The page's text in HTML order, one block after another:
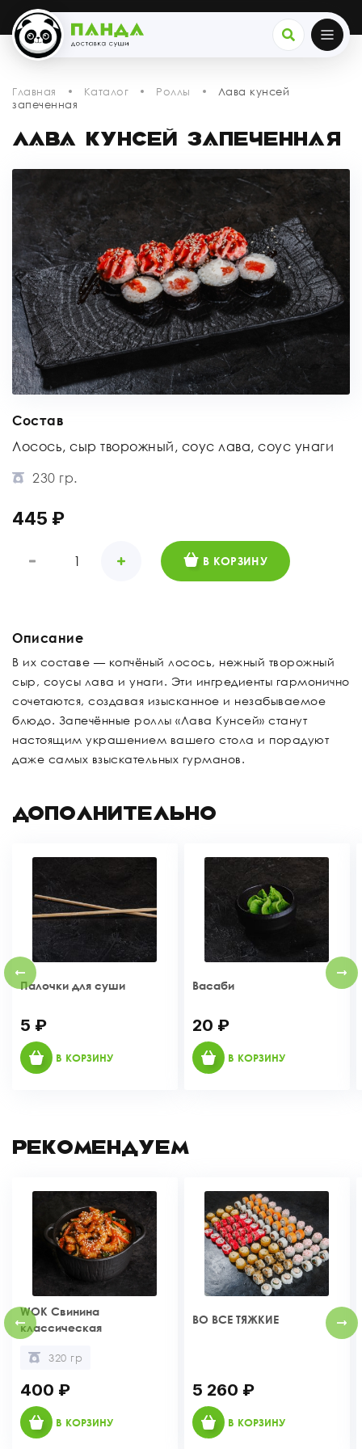
Главная Каталог Роллы
Лава кунcей
запеченная
ЛАВА КУНCЕЙ ЗАПЕЧЕННАЯ
Состав
Лосось, сыр творожный, соус лава, соус унаги
230 гр.
445 ₽
В КОРЗИНУ
Описание
В их составе — копчёный лосось, нежный творожный
сыр, соусы лава и унаги. Эти ингредиенты гармонично
сочетаются, создавая изысканное и незабываемое
блюдо. Запечённые роллы «Лава Кунсей» станут
настоящим украшением вашего стола и порадуют
даже самых взыскательных гурманов.
ДОПОЛНИТЕЛЬНО
Палочки для суши
5 ₽
В КОРЗИНУ
Васаби
20 ₽
В КОРЗИНУ
РЕКОМЕНДУЕМ
WOK Свинина
классическая
320 гр
400 ₽
В КОРЗИНУ
ВО ВСЕ ТЯЖКИЕ
5 260 ₽
В КОРЗИНУ